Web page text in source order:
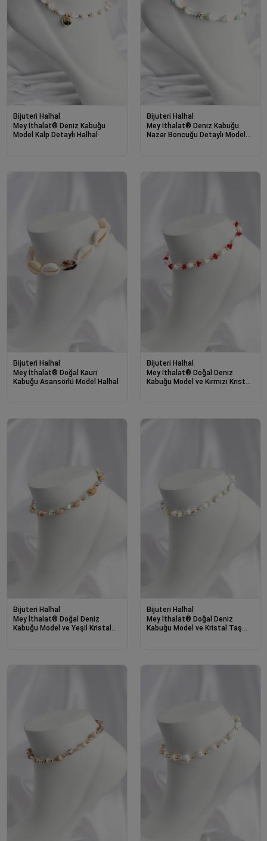
Bijuteri Halhal
Mey İthalat® Deniz Kabuğu
Model Kalp Detaylı Halhal
Bijuteri Halhal
Mey İthalat® Deniz Kabuğu
Nazar Boncuğu Detaylı Model
Bijuteri Halhal
Mey İthalat® Doğal Kauri
Kabuğu Asansörlü Model Halhal
Bijuteri Halhal
Mey İthalat® Doğal Deniz
Kabuğu Model ve Kırmızı Kristal
Bijuteri Halhal
Mey İthalat® Doğal Deniz
Kabuğu Model ve Yeşil Kristal
Bijuteri Halhal
Mey İthalat® Doğal Deniz
Kabuğu Model ve Kristal Taş